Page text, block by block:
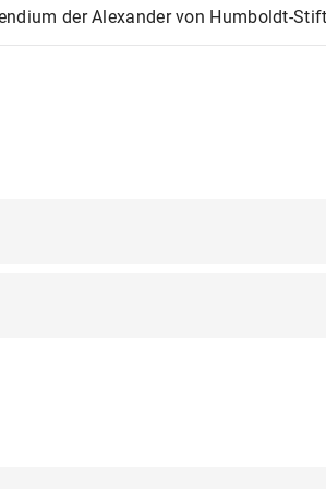
der Alexander von Humboldt-
in geistlichen Texten